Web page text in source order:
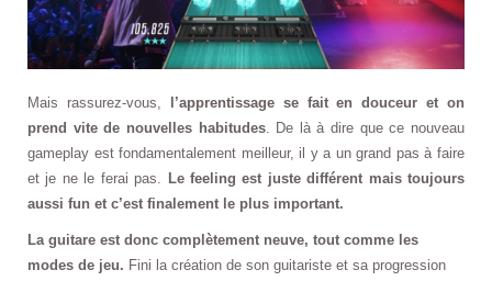
Mais rassurez-vous,
l’apprentissage se fait en douceur et on
prend vite de nouvelles habitudes. De là à dire que ce nouveau
gameplay est fondamentalement meilleur, il y a un grand pas à faire
et je ne le ferai pas. Le feeling est juste différent mais toujours
aussi fun et c’est finalement le plus important.
La guitare est donc complètement neuve, tout comme les
modes de jeu. Fini la création de son guitariste et sa progression